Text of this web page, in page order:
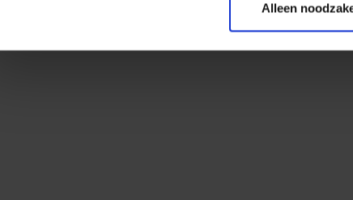
Alleen